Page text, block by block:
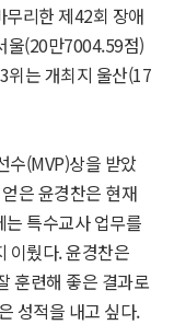
리한 제42회 장애
울(20만7004.59점)
위는 개최지 울산(17
수(MVP)상을 받았
은 윤경찬은 현재
특수교사 업무를
이뤘다. 윤경찬은
훈련해 좋은 결과로
성적을 내고 싶다.